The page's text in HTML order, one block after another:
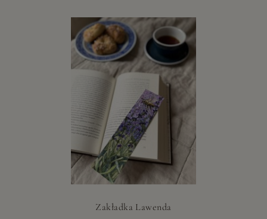
Zakładka Lawenda